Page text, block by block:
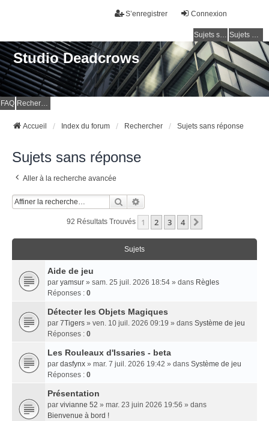
Connexion
S’enregistrer
Sujets sans réponse Sujets actifs
Studio Deadcrows
FAQ Rechercher
Accueil Index du forum Rechercher Sujets sans réponse
Sujets sans réponse
Aller à la recherche avancée
Rechercher
92 Résultats Trouvés 1 2 3 4
Sujets
Aide de jeu
par yamsur » sam. 25 juil. 2026 18:54 » dans Règles
Réponses : 0
Détecter les Objets Magiques
par 7Tigers » ven. 10 juil. 2026 09:19 » dans Système de jeu
Réponses : 0
Les Rouleaux d'Issaries - beta
par dasfynx » mar. 7 juil. 2026 19:42 » dans Système de jeu
Réponses : 0
Présentation
par vivianne 52 » mar. 23 juin 2026 19:56 » dans
Bienvenue à bord !